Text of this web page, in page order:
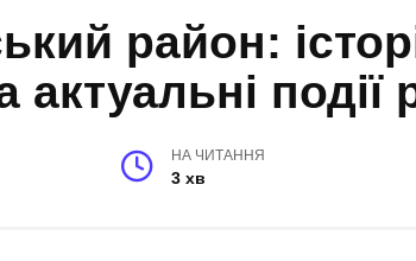
район:
актуальні події
НА ЧИТАННЯ
3 хв